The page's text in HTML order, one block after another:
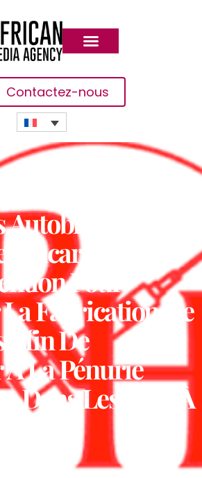
Contactez-nous
Kenyan De
Autobloquantes
Reçoit
Pour
Fabrication De
Afin De
La Pénurie
Dans Les Pays À
Et